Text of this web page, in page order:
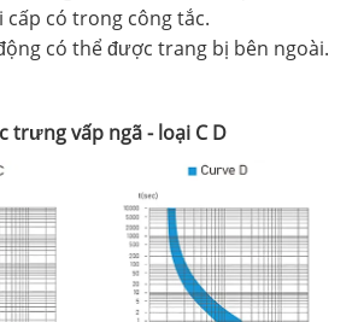
cấp có trong công tắc.
có thể được trang bị bên ngoài.
trưng vấp ngã - loại C D